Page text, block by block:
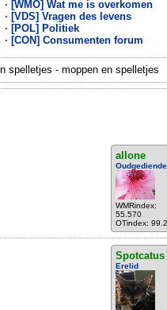
· [WMO] Wat me is overkomen
· [VDS] Vragen des levens
· [POL] Politiek
· [CON] Consumenten forum
spelletjes - moppen en spelletjes
allone
Oudgediende
WMRindex:
55.570
OTindex:
Spotcatus
Erelid